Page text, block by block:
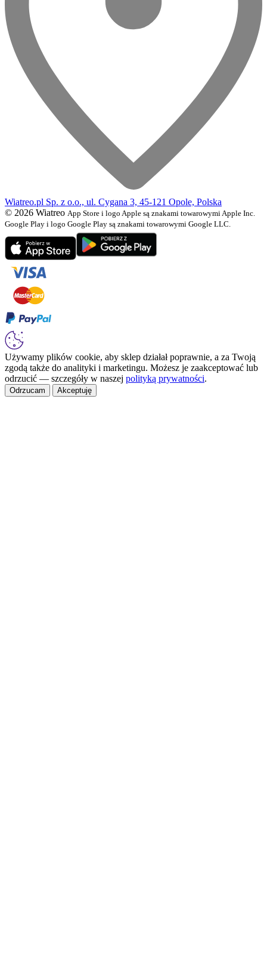
Wiatreo.pl Sp. z o.o., ul. Cygana 3, 45-121 Opole, Polska
© 2026 Wiatreo App Store i logo Apple są znakami towarowymi Apple Inc.
Google Play i logo Google Play są znakami towarowymi Google LLC.
Używamy plików cookie, aby sklep działał poprawnie, a za Twoją
zgodą także do analityki i marketingu. Możesz je zaakceptować lub
odrzucić — szczegóły w naszej polityką prywatności.
Odrzucam Akceptuję